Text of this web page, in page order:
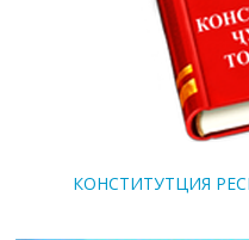
КОНСТИТУТЦИЯ